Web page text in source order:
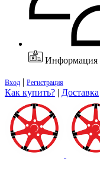
Информация
Вход | Регистрация
Как купить? | Доставка